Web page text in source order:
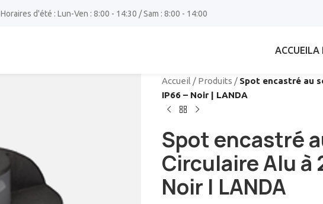
Horaires d'été : Lun-Ven : 8:00 - 14:30 / Sam : 8:00 - 14:00
ACCUEILA
Accueil / Produits / Spot encastré au
IP66 – Noir | LANDA
Spot encastré
Circulaire Alu à
Noir | LANDA